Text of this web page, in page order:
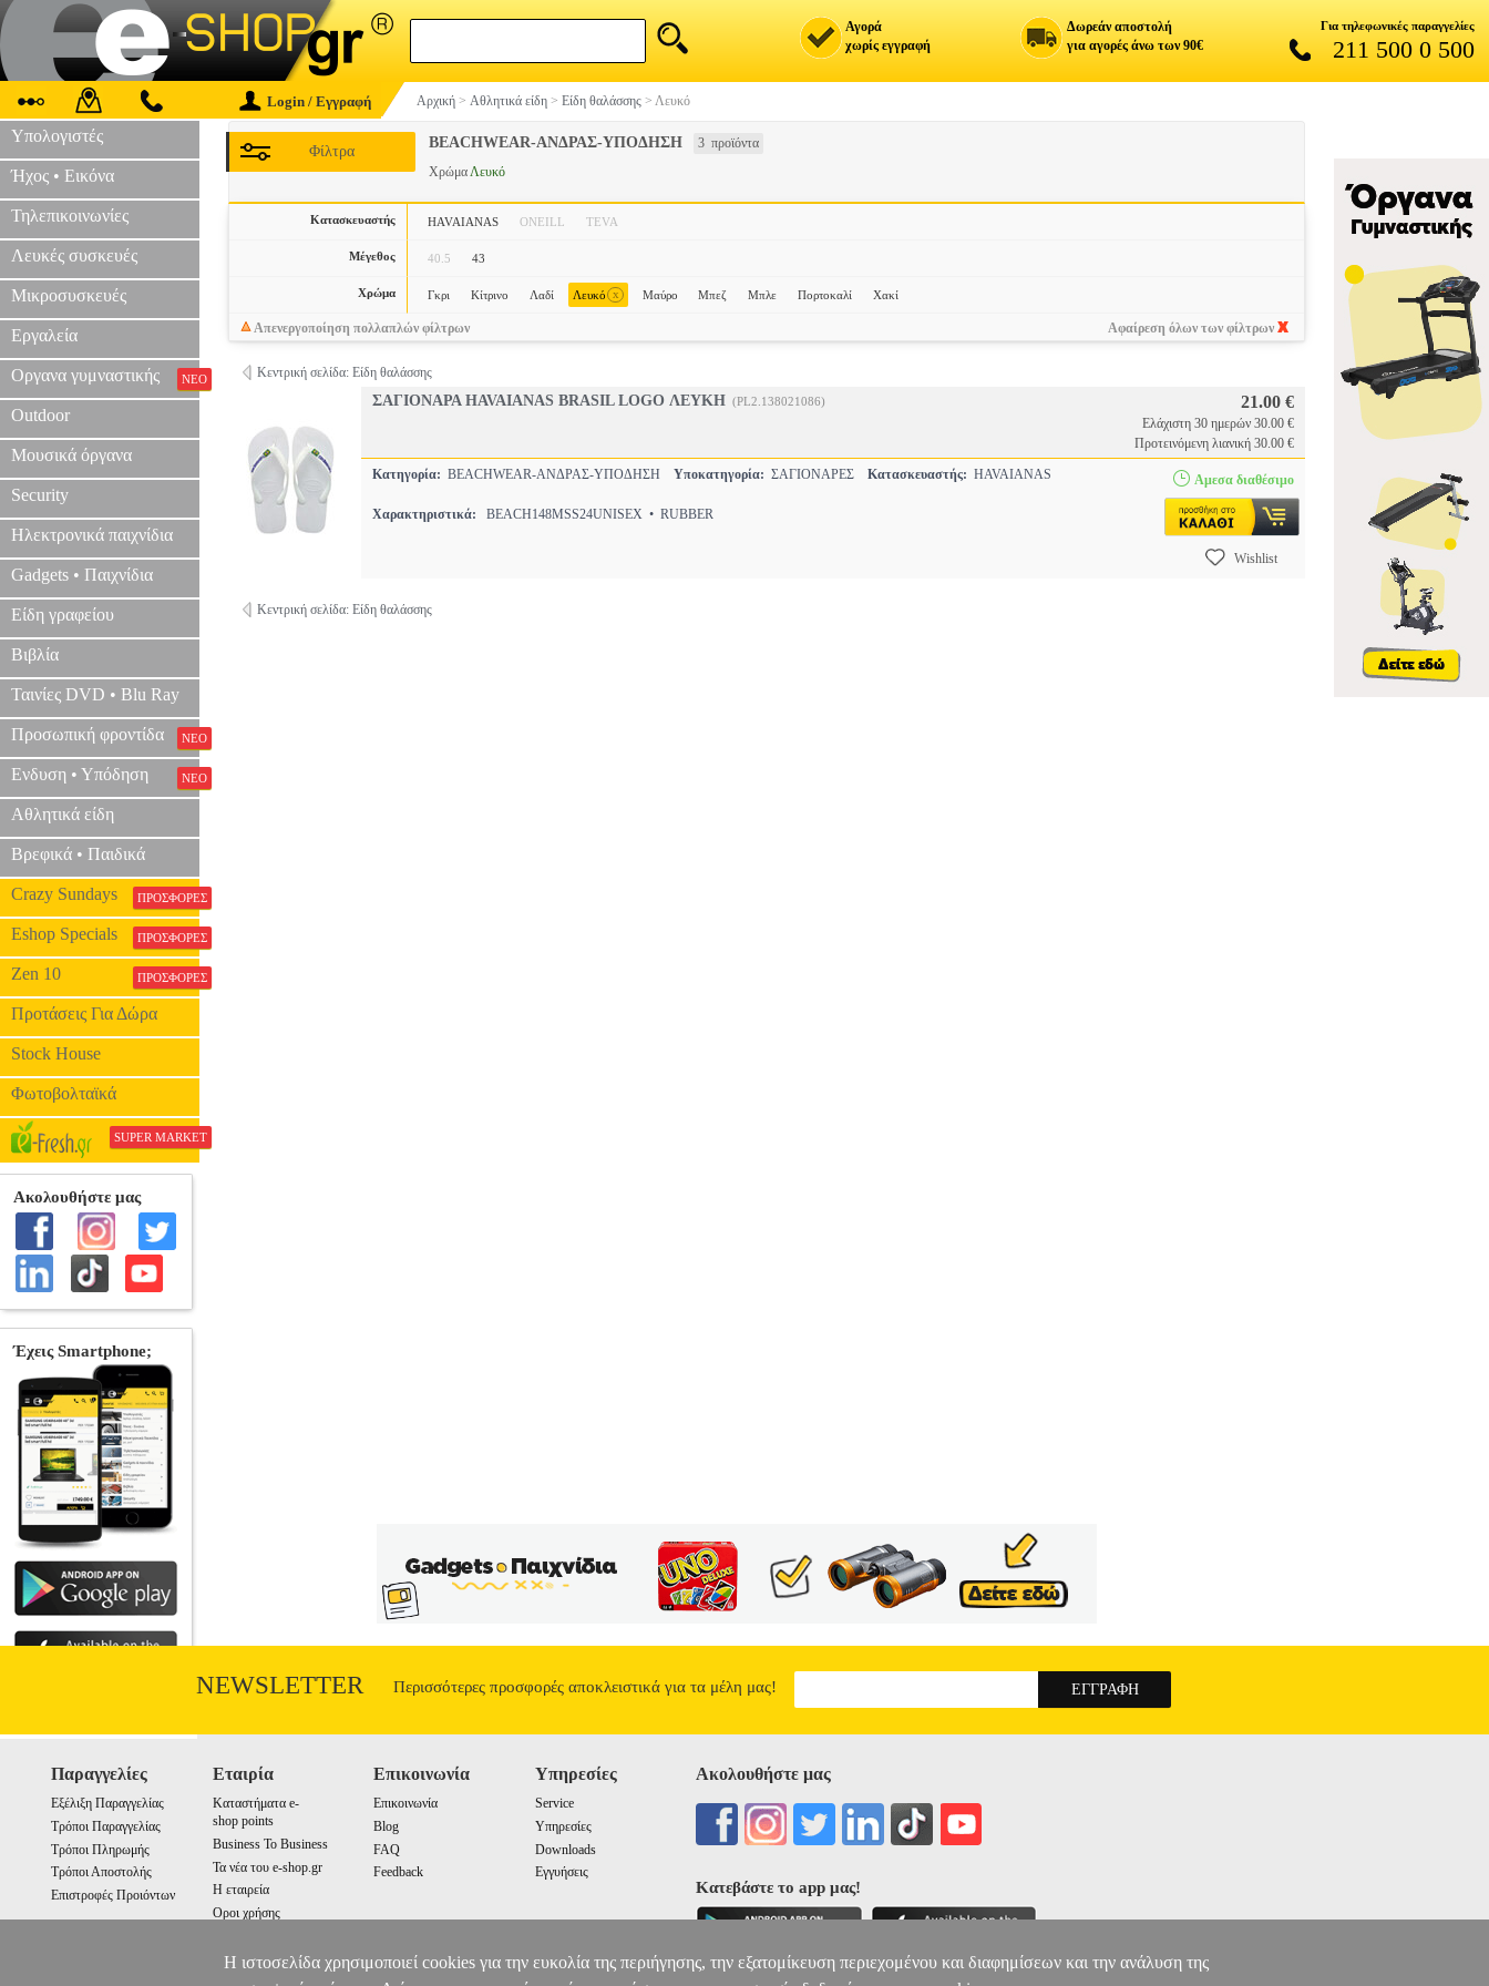
Αγορά
χωρίς εγγραφή
Δωρεάν αποστολή
για αγορές άνω των 90€
Για τηλεφωνικές παραγγελίες
211 500 0 500
Login / Εγγραφή Αρχική > Αθλητικά είδη > Είδη θαλάσσης > Λευκό
Υπολογιστές
Ήχος • Εικόνα
Τηλεπικοινωνίες
Λευκές συσκευές
Μικροσυσκευές
Εργαλεία
Οργανα γυμναστικής ΝΕΟ
Outdoor
Μουσικά όργανα
Security
Ηλεκτρονικά παιχνίδια
Gadgets • Παιχνίδια
Είδη γραφείου
Βιβλία
Ταινίες DVD • Blu Ray
Προσωπική φροντίδα ΝΕΟ
Ενδυση • Υπόδηση ΝΕΟ
Αθλητικά είδη
Βρεφικά • Παιδικά
Crazy Sundays ΠΡΟΣΦΟΡΕΣ
Eshop Specials ΠΡΟΣΦΟΡΕΣ
Zen 10 ΠΡΟΣΦΟΡΕΣ
Προτάσεις Για Δώρα
Stock House
Φωτοβολταϊκά
SUPER MARKET
BEACHWEAR-ΑΝΔΡΑΣ-ΥΠΟΔΗΣΗ 3 προϊόντα
Φίλτρα
ΧρώμαΛευκό
Κατασκευαστής HAVAIANAS ONEILL TEVA
Μέγεθος 40.5 43
Χρώμα Γκρι Κίτρινο Λαδί Λευκό x Μαύρο Μπεζ Μπλε Πορτοκαλί Χακί
Απενεργοποίηση πολλαπλών φίλτρων Αφαίρεση όλων των φίλτρων
Κεντρική σελίδα: Είδη θαλάσσης
ΣΑΓΙΟΝΑΡΑ HAVAIANAS BRASIL LOGO ΛΕΥΚΗ (PL2.138021086) 21.00 €
Ελάχιστη 30 ημερών 30.00 €
Προτεινόμενη λιανική 30.00 €
Κατηγορία: BEACHWEAR-ΑΝΔΡΑΣ-ΥΠΟΔΗΣΗ Υποκατηγορία: ΣΑΓΙΟΝΑΡΕΣ Κατασκευαστής: HAVAIANAS
Χαρακτηριστικά: BEACH148MSS24UNISEX • RUBBER
Αμεσα διαθέσιμο
Wishlist
Κεντρική σελίδα: Είδη θαλάσσης
NEWSLETTER Περισσότερες προσφορές αποκλειστικά για τα μέλη μας!
Παραγγελίες
Εξέλιξη Παραγγελίας
Τρόποι Παραγγελίας
Τρόποι Πληρωμής
Τρόποι Αποστολής
Επιστροφές Προιόντων
Εταιρία
Καταστήματα e-
shop points
Business To Business
Τα νέα του e-shop.gr
Η εταιρεία
Οροι χρήσης
Επικοινωνία
Επικοινωνία
Blog
FAQ
Feedback
Υπηρεσίες
Service
Υπηρεσίες
Downloads
Εγγυήσεις
Ακολουθήστε μας
Κατεβάστε το app μας!
Η ιστοσελίδα χρησιμοποιεί cookies για την ευκολία της περιήγησης, την εξατομίκευση περιεχομένου και διαφημίσεων και την ανάλυση της